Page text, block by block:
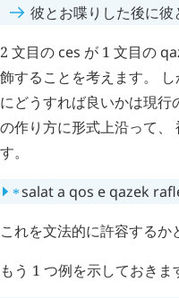
彼とお喋りした後に彼
2 文目の ces が 1 文目の
飾することを考えます。
にどうすれば良いかは現
の作り方に形式上沿って
す。
⁎salata qos e qazek
これを文法的に許容するか
もう 1 つ例を示しておきま